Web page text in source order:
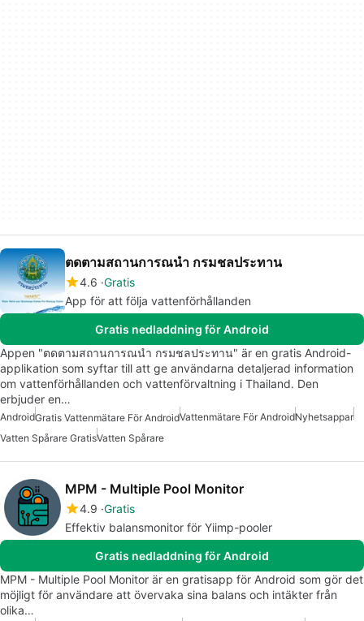
ตดตามสถานการณนำ กรมชลประทาน
4.6 Gratis
App för att följa vattenförhållanden
Gratis nedladdning för Android
Appen "ตดตามสถานการณนำ กรมชลประทาน" är en gratis Android-
applikation som syftar till att ge användarna detaljerad information
om vattenförhållanden och vattenförvaltning i Thailand. Den
erbjuder en…
AndroidGratis Vattenmätare För AndroidVattenmätare För AndroidNyhetsappar
Vatten Spårare GratisVatten Spårare
MPM - Multiple Pool Monitor
4.9 Gratis
Effektiv balansmonitor för Yiimp-pooler
Gratis nedladdning för Android
MPM - Multiple Pool Monitor är en gratisapp för Android som gör det
möjligt för användare att övervaka sina balans och intäkter från
olika…